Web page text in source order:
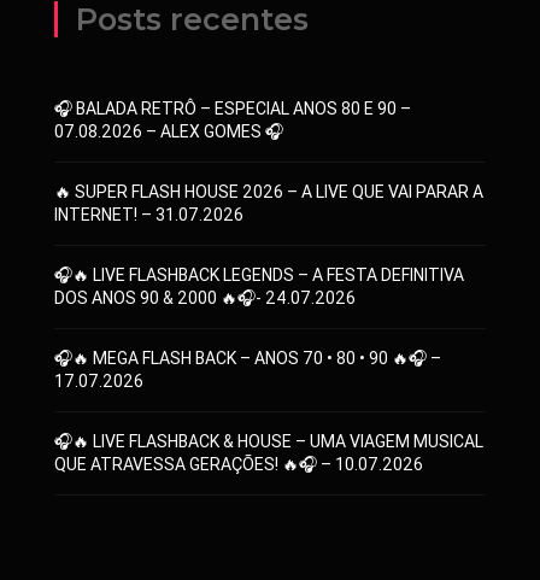
Posts recentes
🎧 BALADA RETRÔ – ESPECIAL ANOS 80 E 90 –
07.08.2026 – ALEX GOMES 🎧
🔥 SUPER FLASH HOUSE 2026 – A LIVE QUE VAI PARAR A
INTERNET! – 31.07.2026
🎧🔥 LIVE FLASHBACK LEGENDS – A FESTA DEFINITIVA
DOS ANOS 90 & 2000 🔥🎧- 24.07.2026
🎧🔥 MEGA FLASH BACK – ANOS 70 • 80 • 90 🔥🎧 –
17.07.2026
🎧🔥 LIVE FLASHBACK & HOUSE – UMA VIAGEM MUSICAL
QUE ATRAVESSA GERAÇÕES! 🔥🎧 – 10.07.2026